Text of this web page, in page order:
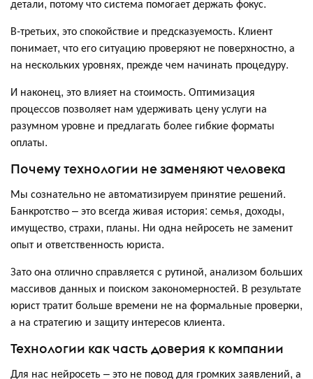
детали, потому что система помогает держать фокус.
В-третьих, это спокойствие и предсказуемость. Клиент
понимает, что его ситуацию проверяют не поверхностно, а
на нескольких уровнях, прежде чем начинать процедуру.
И наконец, это влияет на стоимость. Оптимизация
процессов позволяет нам удерживать цену услуги на
разумном уровне и предлагать более гибкие форматы
оплаты.
Почему технологии не заменяют человека
Мы сознательно не автоматизируем принятие решений.
Банкротство – это всегда живая история: семья, доходы,
имущество, страхи, планы. Ни одна нейросеть не заменит
опыт и ответственность юриста.
Зато она отлично справляется с рутиной, анализом больших
массивов данных и поиском закономерностей. В результате
юрист тратит больше времени не на формальные проверки,
а на стратегию и защиту интересов клиента.
Технологии как часть доверия к компании
Для нас нейросеть – это не повод для громких заявлений, а